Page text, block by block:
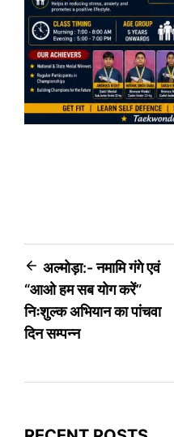
Post
navigation
अल्मोड़ा:- नमामि गंगे एवं
“आओ हम सब योग करें”
निःशुल्क अभियान का पांचवा
दिन सम्पन्न